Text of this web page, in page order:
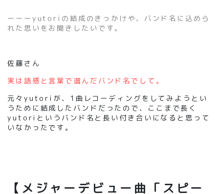
ーーーyutoriの結成のきっかけや、バンド名に込めら
れた思いをお聞きしたいです。
佐藤さん
実は語感と言葉で選んだバンド名でして。
元々yutoriが、1曲レコーディングをしてみようとい
うために結成したバンドだったので、ここまで長く
yutoriというバンド名と長い付き合いになると思って
いなかったです。
【メジャーデビュー曲「スピー